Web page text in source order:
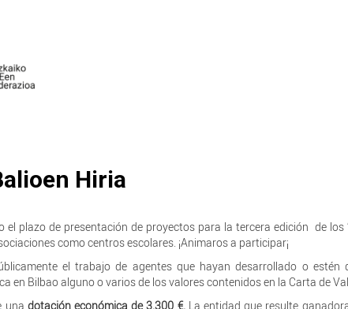
Hiria
el plazo de presentación de proyectos para la tercera edición de los
como centros escolares. ¡Animaros a participar¡
el trabajo de agentes que hayan desarrollado o estén
en Bilbao alguno o varios de los valores contenidos en la Carta de
una dotación económica de 3.300 €.La entidad que resulte